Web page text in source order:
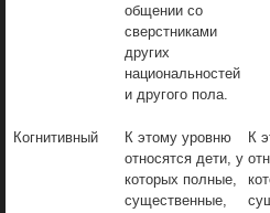
общении со
сверстниками
других
национальностей
и другого пола.
Когнитивный
К этому уровню
относятся дети, у
которых полные,
существенные,
К